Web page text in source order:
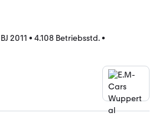
BJ 2011 • 4.108 Betriebsstd.•